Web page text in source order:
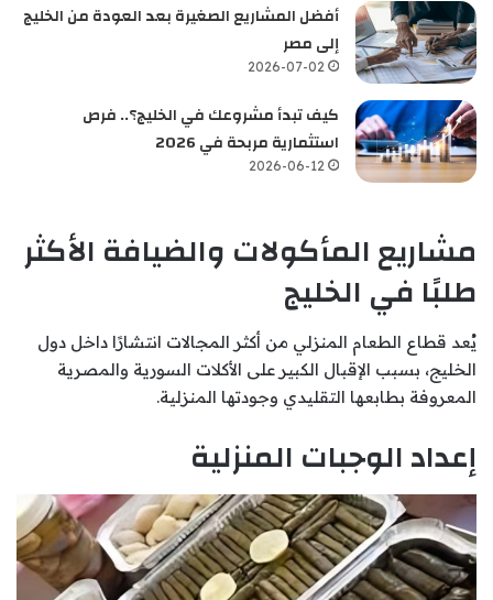
أفضل المشاريع الصغيرة بعد العودة من الخليج
إلى مصر
2026-07-02
كيف تبدأ مشروعك في الخليج؟.. فرص
استثمارية مربحة في 2026
2026-06-12
مشاريع المأكولات والضيافة الأكثر
طلبًا في الخليج
يُعد قطاع الطعام المنزلي من أكثر المجالات انتشارًا داخل دول
الخليج، بسبب الإقبال الكبير على الأكلات السورية والمصرية
المعروفة بطابعها التقليدي وجودتها المنزلية.
إعداد الوجبات المنزلية